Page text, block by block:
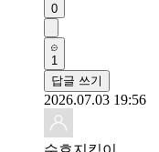
0
1
답글 쓰기
2026.07.03 19:56